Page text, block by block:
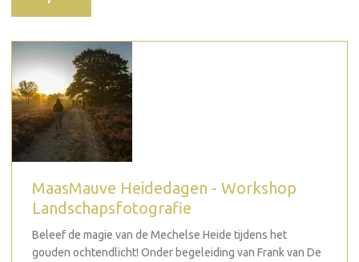
MaasMauve Heidedagen - Workshop
Landschapsfotografie
Beleef de magie van de Mechelse Heide tijdens het
gouden ochtendlicht! Onder begeleiding van Frank van De